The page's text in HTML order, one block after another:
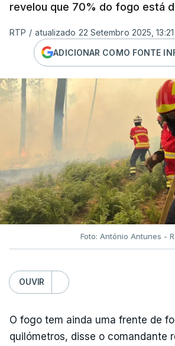
revelou que 70% do fogo está
RTP / atualizado 22 Setembro 2025, 13:21
ADICIONAR COMO FONTE
Foto: António Antunes -
OUVIR
O fogo tem ainda uma frente de
quilómetros, disse o comandante